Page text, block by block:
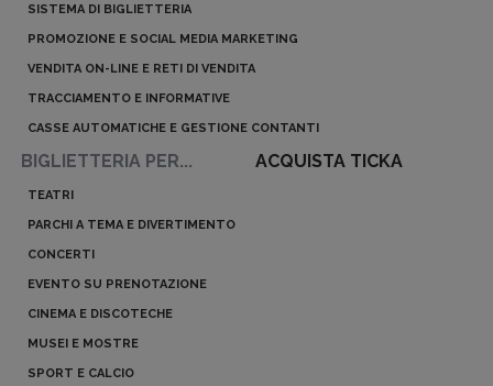
SISTEMA DI BIGLIETTERIA
PROMOZIONE E SOCIAL MEDIA MARKETING
VENDITA ON-LINE E RETI DI VENDITA
TRACCIAMENTO E INFORMATIVE
CASSE AUTOMATICHE E GESTIONE CONTANTI
BIGLIETTERIA PER...
TEATRI
PARCHI A TEMA E DIVERTIMENTO
CONCERTI
EVENTO SU PRENOTAZIONE
CINEMA E DISCOTECHE
MUSEI E MOSTRE
SPORT E CALCIO
ACQUISTA TICKA